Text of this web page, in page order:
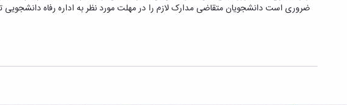
ضروری است دانشجویان متقاضی مدارک لازم را در مهلت